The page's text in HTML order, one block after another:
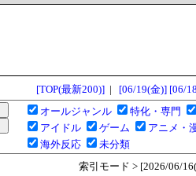
[TOP(最新200)]| [06/19(金)] [06/
オールジャンル
特化・専門
アイドル
ゲーム アニメ・
海外反応
未分類
索引モード > [2026/06/